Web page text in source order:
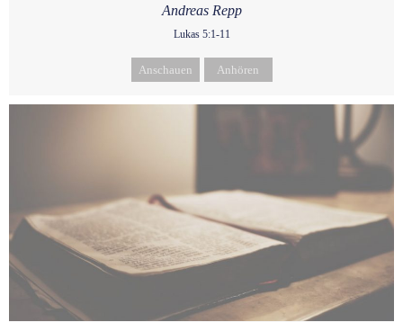
Andreas Repp
Lukas 5:1-11
Anschauen Anhören